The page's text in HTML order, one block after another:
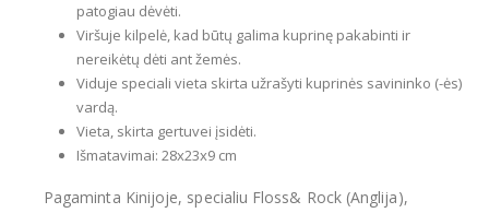
patogiau dėvėti.
Viršuje kilpelė, kad būtų galima kuprinę pakabinti ir
nereikėtų dėti ant žemės.
Viduje speciali vieta skirta užrašyti kuprinės savininko (-ės)
vardą.
Vieta, skirta gertuvei įsidėti.
Išmatavimai: 28x23x9 cm
Pagaminta Kinijoje, specialiu Floss& Rock (Anglija),